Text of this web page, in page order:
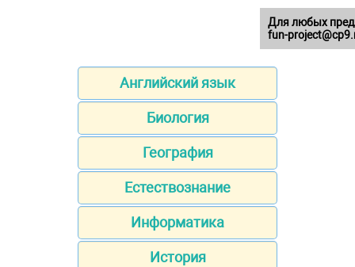
Английский язык
Биология
География
Естествознание
Информатика
История
Для любых
fun-